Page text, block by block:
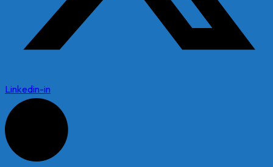
Linkedin-in